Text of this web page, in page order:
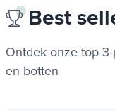
Best
Ontdek onze top
en botten